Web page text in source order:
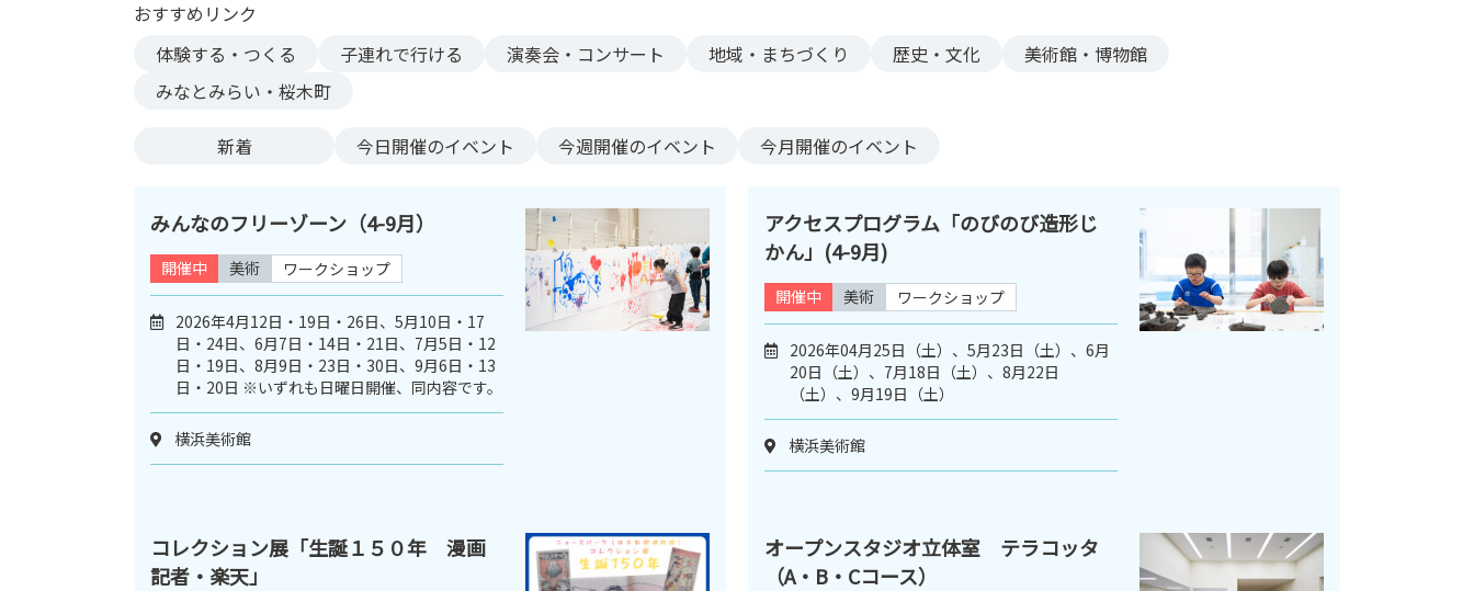
おすすめリンク
体験する・つくる
子連れで行ける 演奏会・コンサート 地域・まちづくり 歴史・文化
美術館・博物館
みなとみらい・桜木町
新着 今日開催のイベント 今週開催のイベント 今月開催のイベント
みんなのフリーゾーン（4-9月）
開催中 美術 ワークショップ
2026年4月12日・19日・26日、5月10日・17
日・24日、6月7日・14日・21日、7月5日・12
日・19日、8月9日・23日・30日、9月6日・13
日・20日 ※いずれも日曜日開催、同内容です。
横浜美術館
アクセスプログラム「のびのび造形じ
かん」(4-9月)
開催中 美術 ワークショップ
2026年04月25日（土）、5月23日（土）、6月
20日（土）、7月18日（土）、8月22日
（土）、9月19日（土）
横浜美術館
コレクション展「生誕１５０年 漫画
記者・楽天」
オープンスタジオ立体室 テラコッタ
（A・B・Cコース）